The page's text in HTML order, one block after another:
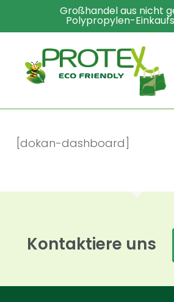
to
content
Großhandel aus nicht
Polypropylen-
[dokan-dashboard]
Kontaktiere uns